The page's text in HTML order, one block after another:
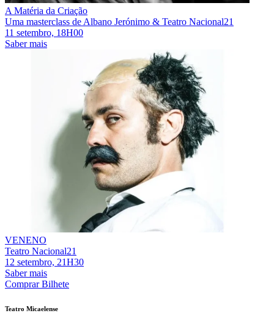
A Matéria da Criação
Uma masterclass de Albano Jerónimo & Teatro Nacional21
11 setembro, 18H00
Saber mais
VENENO
Teatro Nacional21
12 setembro, 21H30
Saber mais
Comprar Bilhete
Teatro Micaelense